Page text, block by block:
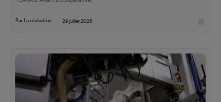
Par La rédaction 29 juillet 2026